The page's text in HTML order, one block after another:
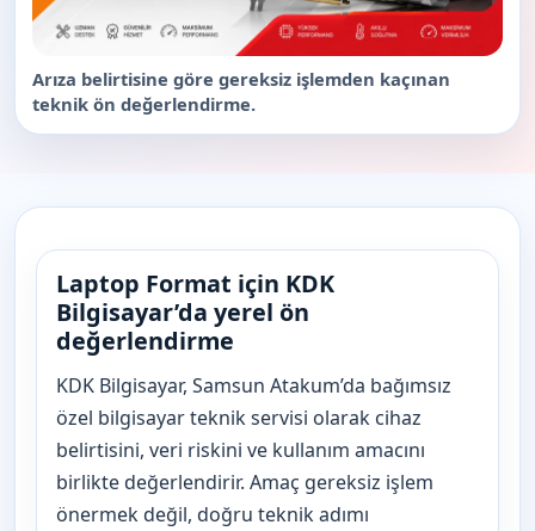
Arıza belirtisine göre gereksiz işlemden kaçınan
teknik ön değerlendirme.
Laptop Format için KDK
Bilgisayar’da yerel ön
değerlendirme
KDK Bilgisayar, Samsun Atakum’da bağımsız
özel bilgisayar teknik servisi olarak cihaz
belirtisini, veri riskini ve kullanım amacını
birlikte değerlendirir. Amaç gereksiz işlem
önermek değil, doğru teknik adımı